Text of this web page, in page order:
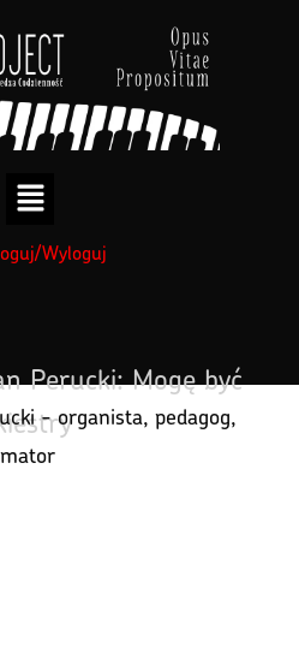
Wyloguj
Perucki: Mogę być